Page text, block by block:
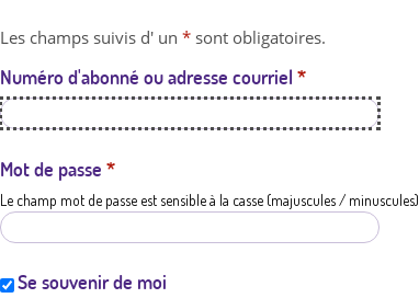
l
e
Les champs suivis d' un * sont obligatoires.
Numéro d'abonné ou adresse courriel *
Mot de passe *
Le champ mot de passe est sensible à la casse (majuscules / minuscules)
Se souvenir de moi